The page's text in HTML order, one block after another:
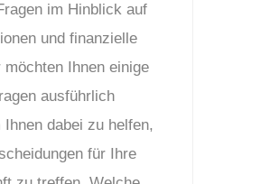
im Hinblick auf
und finanzielle
Ihnen einige
ausführlich
dabei zu helfen,
für Ihre